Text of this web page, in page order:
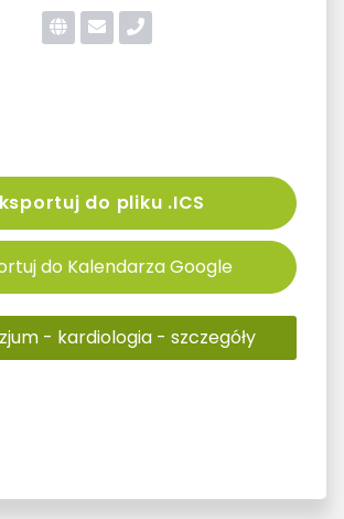
do pliku .ICS
do Kalendarza Google
- kardiologia - szczegóły